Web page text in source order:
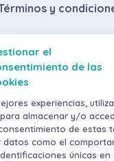
el
de las
experiencias,
almacenar y/o
de estas
datos como el
únicas en
y
por volumen
Envíos y devoluciones
Métodos de pago